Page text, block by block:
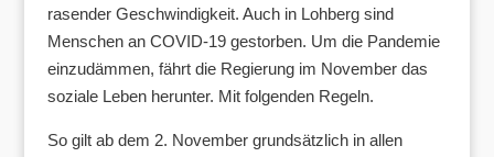
rasender Geschwindigkeit. Auch in Lohberg sind
Menschen an COVID-19 gestorben. Um die Pandemie
einzudämmen, fährt die Regierung im November das
soziale Leben herunter. Mit folgenden Regeln.
So gilt ab dem 2. November grundsätzlich in allen